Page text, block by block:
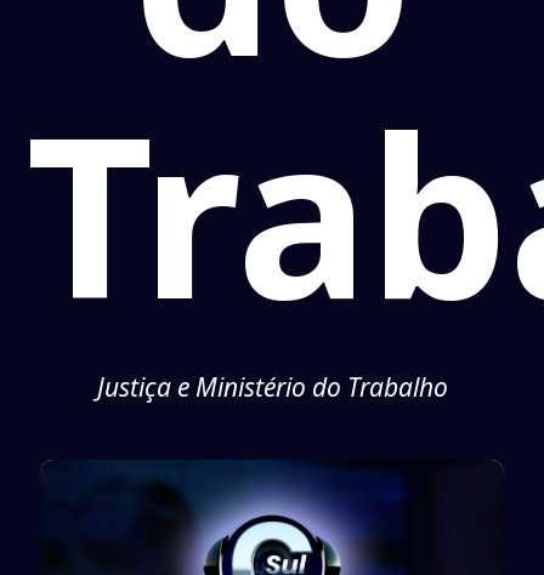
Justiça e Ministério do Trabalho